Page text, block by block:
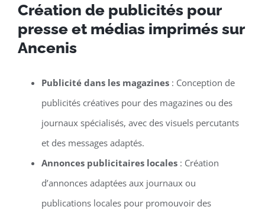
Création de publicités pour
presse et médias imprimés sur
Ancenis
Publicité dans les magazines: Conception de
publicités créatives pour des magazines ou des
journaux spécialisés, avec des visuels percutants
et des messages adaptés.
Annonces publicitaires locales: Création
d’annonces adaptées aux journaux ou
publications locales pour promouvoir des